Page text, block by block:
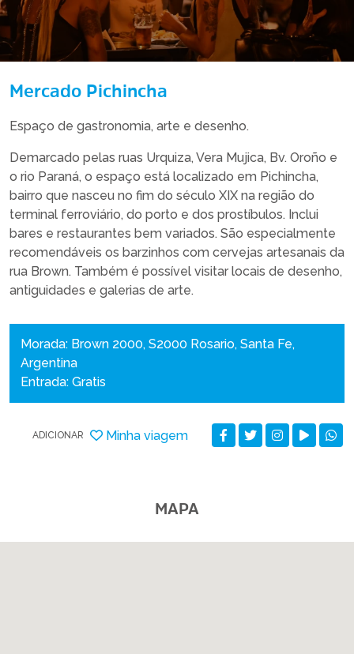
Mercado Pichincha
Espaço de gastronomia, arte e desenho.
Demarcado pelas ruas Urquiza, Vera Mujica, Bv. Oroño e
o rio Paraná, o espaço está localizado em Pichincha,
bairro que nasceu no fim do século XIX na região do
terminal ferroviário, do porto e dos prostíbulos. Inclui
bares e restaurantes bem variados. São especialmente
recomendáveis os barzinhos com cervejas artesanais da
rua Brown. Também é possível visitar locais de desenho,
antiguidades e galerias de arte.
Morada: Brown 2000, S2000 Rosario, Santa Fe,
Argentina
Entrada: Gratis
ADICIONAR Minha viagem
MAPA